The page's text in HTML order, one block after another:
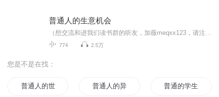
普通人的生意机会
774 2.5万
您是不是在找：
普通人的世界 普通人的异界生活 普通的学生不普